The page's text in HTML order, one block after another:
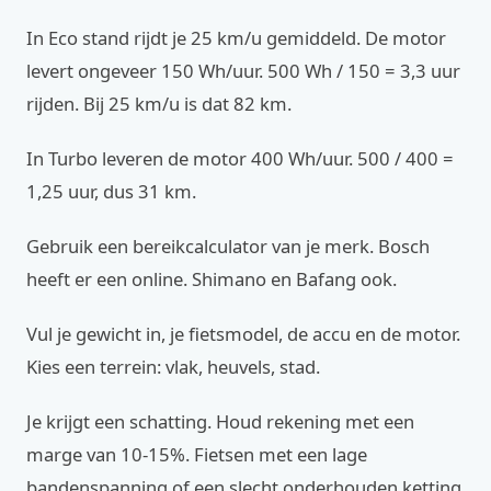
In Eco stand rijdt je 25 km/u gemiddeld. De motor
levert ongeveer 150 Wh/uur. 500 Wh / 150 = 3,3 uur
rijden. Bij 25 km/u is dat 82 km.
In Turbo leveren de motor 400 Wh/uur. 500 / 400 =
1,25 uur, dus 31 km.
Gebruik een bereikcalculator van je merk. Bosch
heeft er een online. Shimano en Bafang ook.
Vul je gewicht in, je fietsmodel, de accu en de motor.
Kies een terrein: vlak, heuvels, stad.
Je krijgt een schatting. Houd rekening met een
marge van 10-15%. Fietsen met een lage